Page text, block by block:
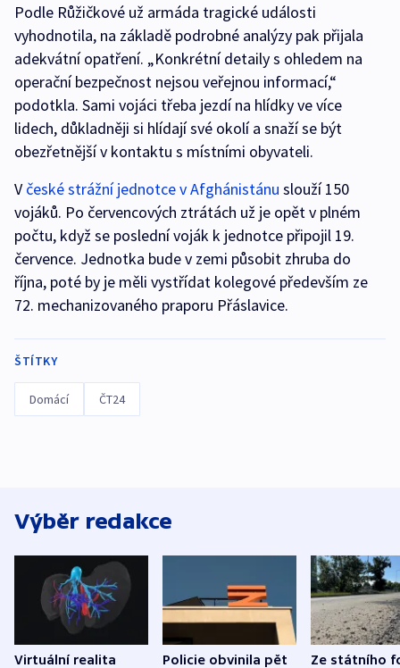
Podle Růžičkové už armáda tragické události
vyhodnotila, na základě podrobné analýzy pak přijala
adekvátní opatření. „Konkrétní detaily s ohledem na
operační bezpečnost nejsou veřejnou informací,“
podotkla. Sami vojáci třeba jezdí na hlídky ve více
lidech, důkladněji si hlídají své okolí a snaží se být
obezřetnější v kontaktu s místními obyvateli.
Včeské strážní jednotce v Afghánistánu slouží 150
vojáků. Po červencových ztrátách už je opět v plném
počtu, když se poslední voják k jednotce připojil 19.
července. Jednotka bude v zemi působit zhruba do
října, poté by je měli vystřídat kolegové především ze
72. mechanizovaného praporu Přáslavice.
ŠTÍTKY
Domácí ČT24
Výběr redakce
Virtuální realita
Policie obvinila pět
Ze státního